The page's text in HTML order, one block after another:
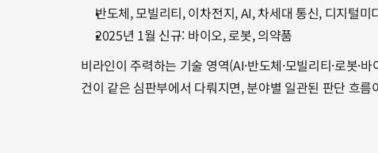
반도체, 모빌리티, 이차전지, AI, 차세대 통신, 디지털미
2025년 1월 신규: 바이오, 로봇, 의약품
비라인이 주력하는 기술 영역(AI·반도체·모빌리티·로봇·
건이 같은 심판부에서 다뤄지면, 분야별 일관된 판단 흐